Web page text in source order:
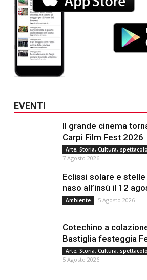
EVENTI
Il grande cinema
Carpi Film Fest 2026
Arte, Storia, Cultura,
7 Agosto 2026
Eclissi solare e
naso all’insù il 12
Ambiente 5 Agosto 2026
Cotechino a
Bastiglia festeggia
Arte, Storia, Cultura,
5 Agosto 2026